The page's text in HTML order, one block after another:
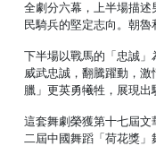
全劇分六幕，上半場描述
民騎兵的堅定志向。朝魯
下半場以戰馬的「忠誠
威武忠誠，翻騰躍動，
臘」更英勇犧牲，展現出
這套舞劇榮獲第十七屆
二屆中國舞蹈「荷花獎」